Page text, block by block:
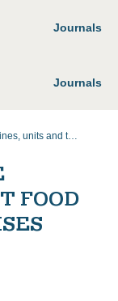
Journals
Journals
Machines, units and technological processes
FOOD